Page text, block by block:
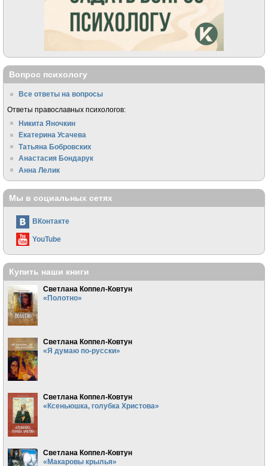
Вопрос психологу
Все ответы на вопросы
Ответы православных психологов:
Никита Яночкин
Екатерина Усачева
Татьяна Бобровских
Анастасия Бондарук
Анна Лелик
Мы в социальных сетях
ВКонтакте
YouTube
Купить наши книги
Светлана Коппел-Ковтун
«Полотно»
Светлана Коппел-Ковтун
«Я думаю по-русски»
Светлана Коппел-Ковтун
«Ксеньюшка, голубка Христова»
Светлана Коппел-Ковтун
«Макаровы крылья»